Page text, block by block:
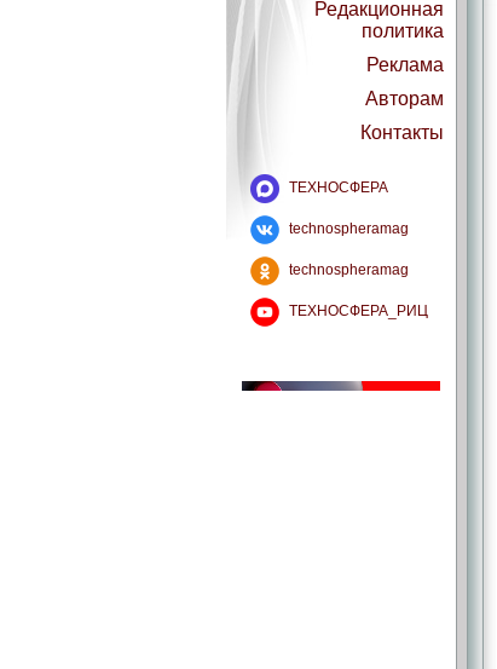
Редакционная
политика
Реклама
Авторам
Контакты
ТЕХНОСФЕРА
technospheramag
technospheramag
ТЕХНОСФЕРА_РИЦ